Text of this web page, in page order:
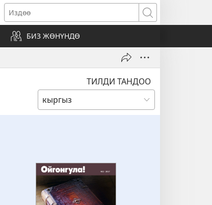
Издөө
БИЗ ЖӨНҮНДӨ
ТИЛДИ ТАНДОО